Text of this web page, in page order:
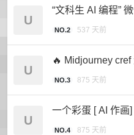
U
“文科生 AI 编程”
NO.2 537 天前
U
🔥 Midjourney cref
NO.3 875 天前
U
一个彩蛋 [ AI 作画]
NO.4 875 天前